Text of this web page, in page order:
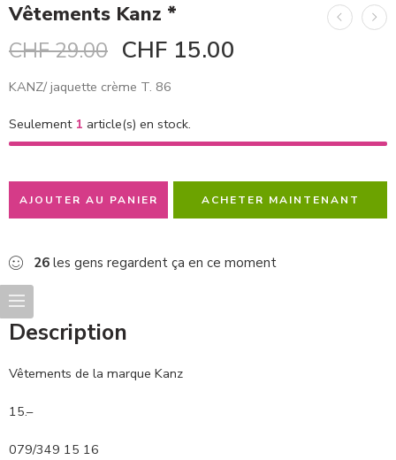
Vêtements Kanz *
CHF29.00 CHF 15.00
KANZ/ jaquette crème T. 86
Seulement 1 article(s) en stock.
AJOUTER AU PANIER ACHETER MAINTENANT
26 les gens regardent ça en ce moment
Description
Vêtements de la marque Kanz
15.–
079/349 15 16